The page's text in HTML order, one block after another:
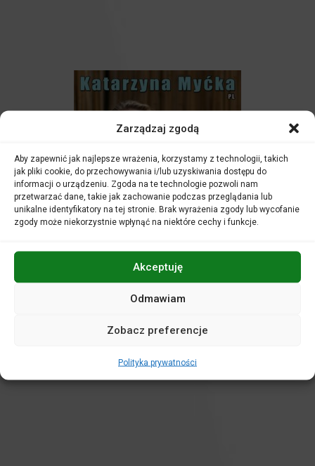
Zarządzaj zgodą
Aby zapewnić jak najlepsze wrażenia, korzystamy z technologii, takich
jak pliki cookie, do przechowywania i/lub uzyskiwania dostępu do
informacji o urządzeniu. Zgoda na te technologie pozwoli nam
przetwarzać dane, takie jak zachowanie podczas przeglądania lub
unikalne identyfikatory na tej stronie. Brak wyrażenia zgody lub wycofanie
zgody może niekorzystnie wpłynąć na niektóre cechy i funkcje.
Akceptuję
Odmawiam
Zobacz preferencje
Polityka prywatności
– wirtuoz marimby o
Akademii Marimby Katarzyny Myćki. Studia w Akademiach
Muzycznych Gdańska, Stuttgartu i Salzburga zakończone
międzynarodowych konkursach.